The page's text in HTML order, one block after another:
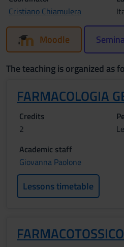
Cristiano Chiamulera
Moodle
The teaching is organized as
FARMACOLOGIA
Credits
2
Academic staff
Giovanna Paolone
Lessons timetable